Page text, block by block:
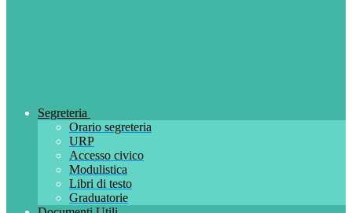
Segreteria
Orario segreteria
URP
Accesso civico
Modulistica
Libri di testo
Graduatorie